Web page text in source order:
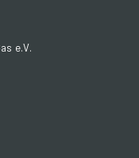
e.V.